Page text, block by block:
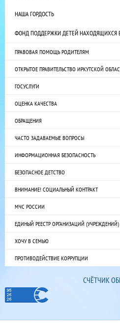
НАША ГОРДОСТЬ
ФОНД ПОДДЕРЖКИ ДЕТЕЙ НАХОДЯЩИХСЯ
ПРАВОВАЯ ПОМОЩЬ РОДИТЕЛЯМ
ОТКРЫТОЕ ПРАВИТЕЛЬСТВО ИРКУТСКОЙ
ГОСУСЛУГИ
ОЦЕНКА КАЧЕСТВА
ОБРАЩЕНИЯ
ЧАСТО ЗАДАВАЕМЫЕ ВОПРОСЫ
ИНФОРМАЦИОННАЯ БЕЗОПАСНОСТЬ
БЕЗОПАСНОЕ ДЕТСТВО
ВНИМАНИЕ! СОЦИАЛЬНЫЙ КОНТРАКТ
МЧС РОССИИ
ЕДИНЫЙ РЕЕСТР ОРГАНИЗАЦИЙ
ХОЧУ В СЕМЬЮ
ПРОТИВОДЕЙСТВИЕ КОРРУПЦИИ
СЧЁТЧИК